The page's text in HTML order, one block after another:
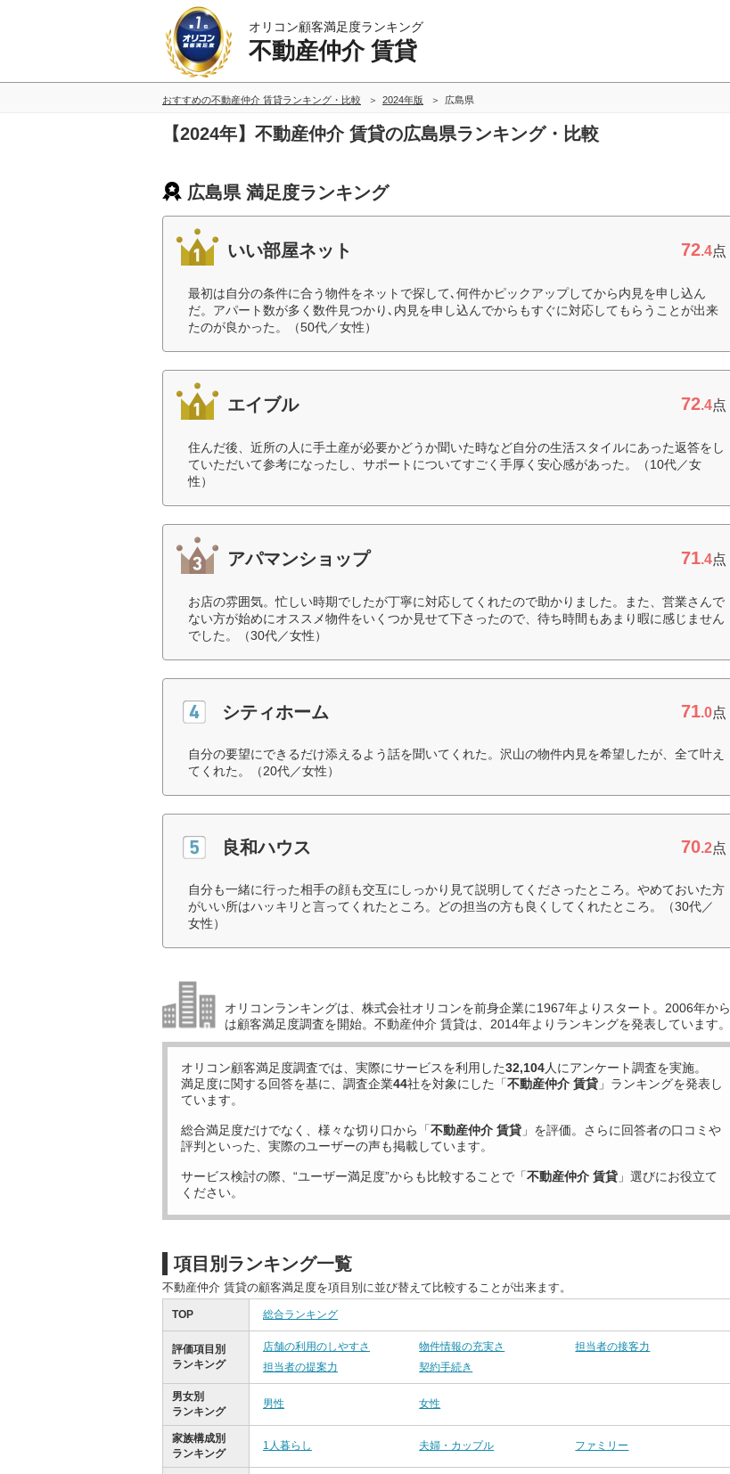
オリコン顧客満足度ランキング
不動産仲介 賃貸
おすすめの不動産仲介 賃貸ランキング・比較 2024年版 広島県
【2024年】不動産仲介 賃貸の広島県ランキング・比較
広島県 満足度ランキング
いい部屋ネット 72.4点
最初は自分の条件に合う物件をネットで探して､何件かピックアップしてから内見を申し込ん
だ。アパート数が多く数件見つかり､内見を申し込んでからもすぐに対応してもらうことが出来
たのが良かった。（50代／女性）
エイブル 72.4点
住んだ後、近所の人に手土産が必要かどうか聞いた時など自分の生活スタイルにあった返答をし
ていただいて参考になったし、サポートについてすごく手厚く安心感があった。（10代／女
性）
アパマンショップ 71.4点
お店の雰囲気。忙しい時期でしたが丁寧に対応してくれたので助かりました。また、営業さんで
ない方が始めにオススメ物件をいくつか見せて下さったので、待ち時間もあまり暇に感じません
でした。（30代／女性）
シティホーム 71.0点
自分の要望にできるだけ添えるよう話を聞いてくれた。沢山の物件内見を希望したが、全て叶え
てくれた。（20代／女性）
良和ハウス 70.2点
自分も一緒に行った相手の顔も交互にしっかり見て説明してくださったところ。やめておいた方
がいい所はハッキリと言ってくれたところ。どの担当の方も良くしてくれたところ。（30代／
女性）
オリコンランキングは、株式会社オリコンを前身企業に1967年よりスタート。2006年から
は顧客満足度調査を開始。不動産仲介 賃貸は、2014年よりランキングを発表しています。
オリコン顧客満足度調査では、実際にサービスを利用した32,104人にアンケート調査を実施。
満足度に関する回答を基に、調査企業44社を対象にした「不動産仲介 賃貸 」ランキングを発表し
ています。
総合満足度だけでなく、様々な切り口から「不動産仲介 賃貸 」を評価。さらに回答者の口コミや
評判といった、実際のユーザーの声も掲載しています。
サービス検討の際、“ユーザー満足度”からも比較することで「不動産仲介 賃貸 」選びにお役立て
ください。
項目別ランキング一覧
不動産仲介 賃貸の顧客満足度を項目別に並び替えて比較することが出来ます。
TOP 総合ランキング
評価項目別
ランキング
店舗の利用のしやすさ 物件情報の充実さ
担当者の接客力
担当者の提案力
契約手続き
男女別
ランキング
男性 女性
家族構成別
ランキング
1人暮らし 夫婦・カップル ファミリー